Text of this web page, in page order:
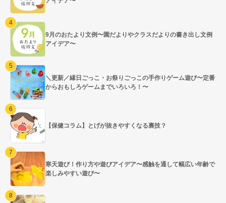
9月のおたより文例〜園だよりやクラスだよりの書き出し文例
アイデア〜
＼更新／縁日ごっこ・お祭りごっこの手作りゲーム遊び〜定番
からおもしろゲームまでいろいろ！〜
【保健コラム】とげが抜きやすくなる裏技？
寒天遊び！作り方や遊びアイデア〜感触を通して幅広い年齢で
楽しみやすい遊び〜